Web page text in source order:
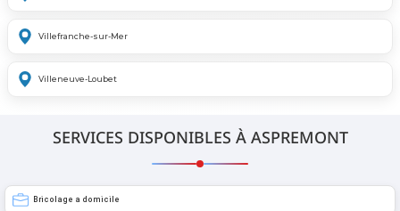
Villefranche-sur-Mer
Villeneuve-Loubet
SERVICES DISPONIBLES À ASPREMONT
Bricolage a domicile